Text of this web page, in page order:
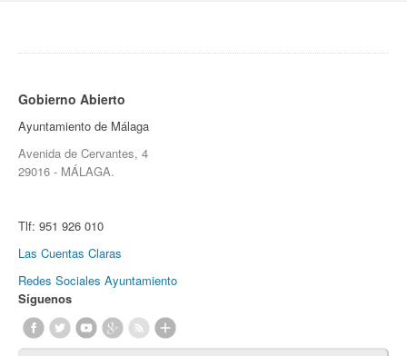
Gobierno Abierto
Ayuntamiento de Málaga
Avenida de Cervantes, 4
29016 - MÁLAGA.
Tlf: 951 926 010
Las Cuentas Claras
Redes Sociales Ayuntamiento
Síguenos